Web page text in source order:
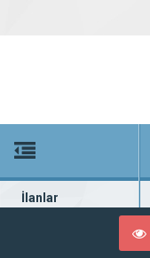
İlanlar
Güncel seri ilanlar